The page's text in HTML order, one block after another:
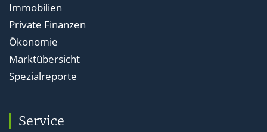
Immobilien
Private Finanzen
Ökonomie
Marktübersicht
Spezialreporte
Service